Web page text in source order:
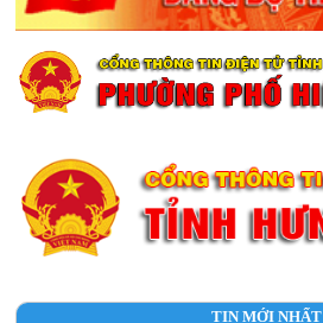
TIN MỚI NHẤT